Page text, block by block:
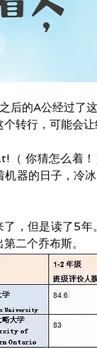
后的A公经过了
转行，可能会让
你猜怎么着
器的日子，冷
，但是读了5
二个乔布斯。